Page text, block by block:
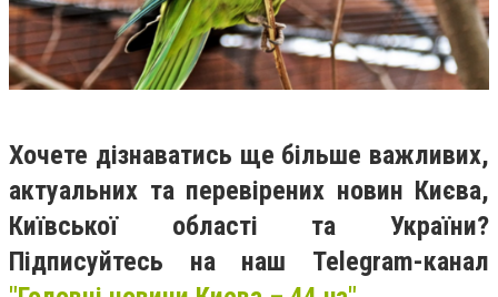
Хочете дізнаватись ще більше важливих,
актуальних та перевірених новин Києва,
Київської області та України?
Підписуйтесь на наш Telegram-канал